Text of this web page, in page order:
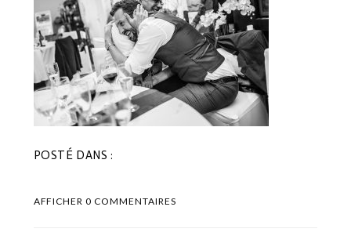
POSTÉ DANS :
AFFICHER0 COMMENTAIRES